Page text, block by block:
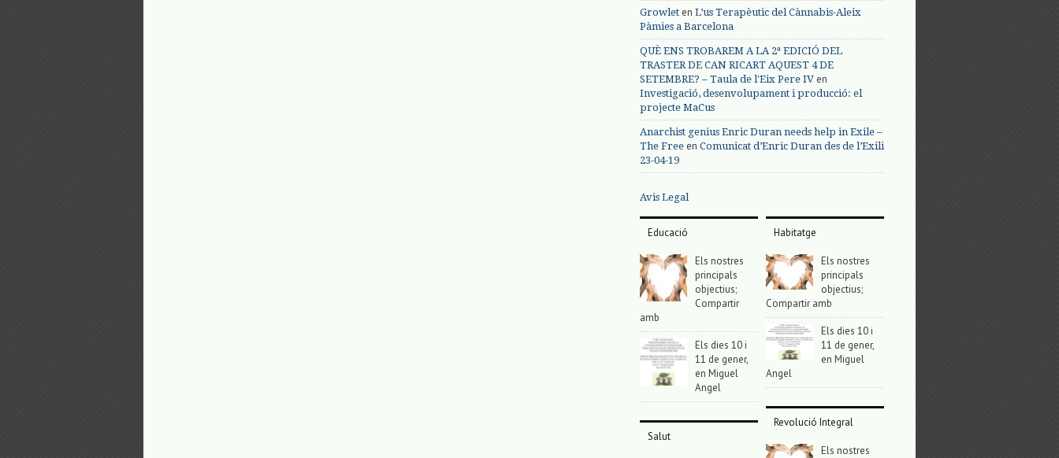
Growlet en L’us Terapèutic del Cànnabis-Aleix
Pàmies a Barcelona
QUÈ ENS TROBAREM A LA 2ª EDICIÓ DEL
TRASTER DE CAN RICART AQUEST 4 DE
SETEMBRE? – Taula de l'Eix Pere IV en
Investigació, desenvolupament i producció: el
projecte MaCus
Anarchist genius Enric Duran needs help in Exile –
The Free en Comunicat d’Enric Duran des de l’Exili
23-04-19
Avis Legal
Educació
Els nostres
principals
objectius;
Compartir
amb
Els dies 10 i
11 de gener,
en Miguel
Angel
Salut
Habitatge
Els nostres
principals
objectius;
Compartir amb
Els dies 10 i
11 de gener,
en Miguel
Angel
Revolució Integral
Els nostres